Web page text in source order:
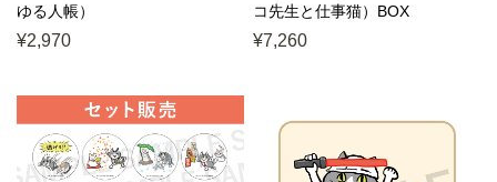
ゆる人帳）
¥2,970
コ先生と仕事猫）BOX
¥7,260